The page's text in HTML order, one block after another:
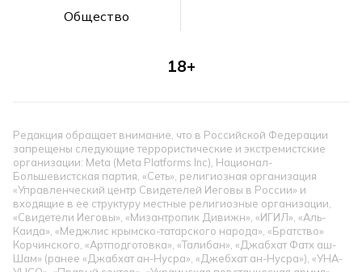
Общество
18+
Редакция обращает внимание, что в Российской Федерации
запрещены следующие террористические и экстремистские
организации: Meta (Meta Platforms Inc), Национал-
Большевистская партия, «Сеть», религиозная организация
«Управленческий центр Свидетелей Иеговы в России» и
входящие в ее структуру местные религиозные организации,
«Свидетели Иеговы», «Мизантропик Дивижн», «ИГИЛ», «Аль-
Каида», «Меджлис крымско-татарского народа», «Братство»
Корчинского, «Артподготовка», «Талибан», «Джабхат Фатх аш-
Шам» (ранее «Джабхат ан-Нусра», «Джебхат ан-Нусра»), «УНА-